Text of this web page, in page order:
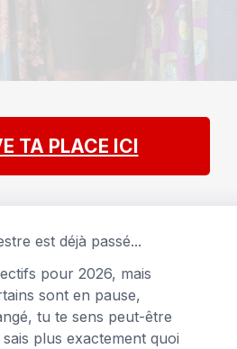
TA PLACE ICI
est déjà passé...
pour 2026, mais
sont en pause,
tu te sens peut-être
plus exactement quoi